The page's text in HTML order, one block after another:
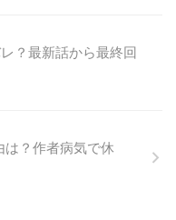
？最新話から最終回
は？作者病気で休